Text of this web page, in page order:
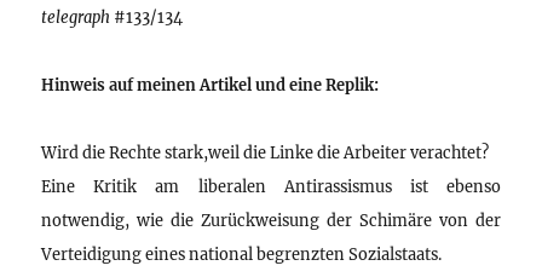
telegraph #133/134
Hinweis auf meinen Artikel und eine Replik:
Wird die Rechte stark,weil die Linke die Arbeiter verachtet?
Eine Kritik am liberalen Antirassismus ist ebenso
notwendig, wie die Zurückweisung der Schimäre von der
Verteidigung eines national begrenzten Sozialstaats.